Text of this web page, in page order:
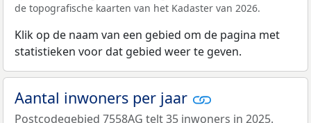
de topografische kaarten van het Kadaster van 2026.
Klik op de naam van een gebied om de pagina met
statistieken voor dat gebied weer te geven.
Aantal inwoners per jaar
Postcodegebied 7558AG telt 35 inwoners in 2025.